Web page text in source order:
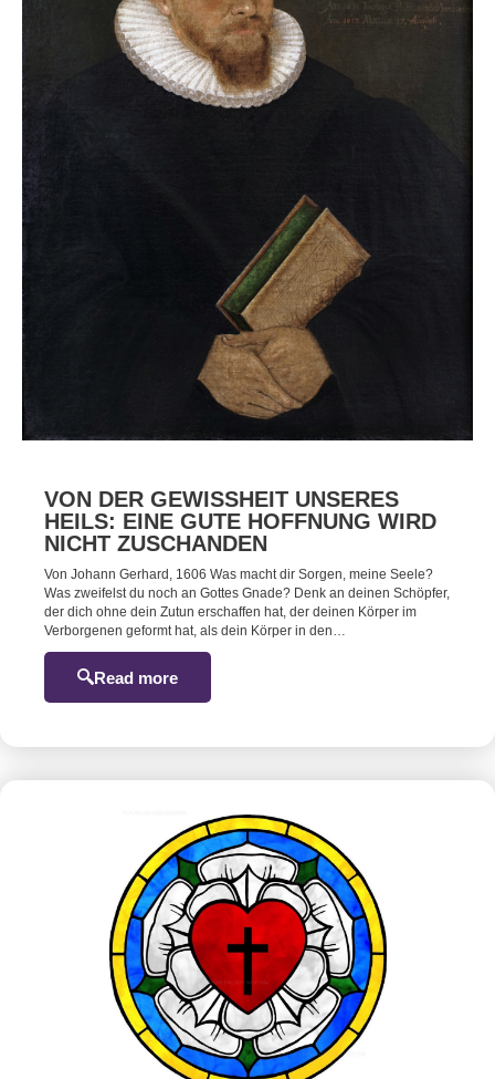
VON DER GEWISSHEIT UNSERES
HEILS: EINE GUTE HOFFNUNG WIRD
NICHT ZUSCHANDEN
Von Johann Gerhard, 1606 Was macht dir Sorgen, meine Seele?
Was zweifelst du noch an Gottes Gnade? Denk an deinen Schöpfer,
der dich ohne dein Zutun erschaffen hat, der deinen Körper im
Verborgenen geformt hat, als dein Körper in den…
Read more